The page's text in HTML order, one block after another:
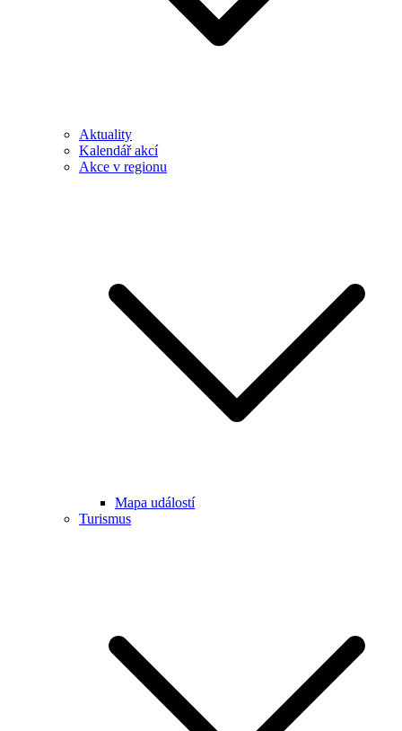
Aktuality
Kalendář akcí
Akce v regionu
Mapa událostí
Turismus